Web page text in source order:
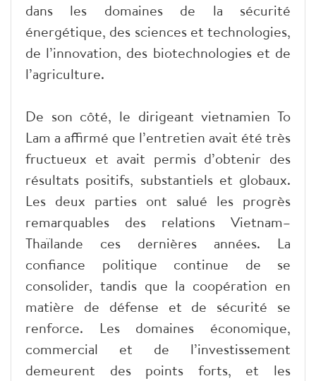
dans les domaines de la sécurité
énergétique, des sciences et technologies,
de l’innovation, des biotechnologies et de
l’agriculture.
De son côté, le dirigeant vietnamien To
Lam a affirmé que l’entretien avait été très
fructueux et avait permis d’obtenir des
résultats positifs, substantiels et globaux.
Les deux parties ont salué les progrès
remarquables des relations Vietnam–
Thaïlande ces dernières années. La
confiance politique continue de se
consolider, tandis que la coopération en
matière de défense et de sécurité se
renforce. Les domaines économique,
commercial et de l’investissement
demeurent des points forts, et les